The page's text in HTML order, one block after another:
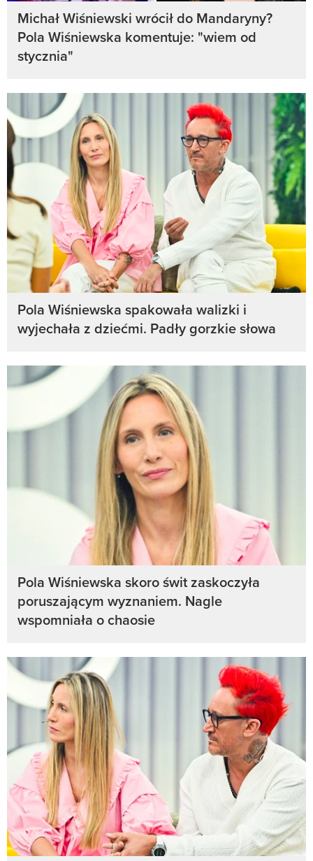
Michał Wiśniewski wrócił do Mandaryny?
Pola Wiśniewska komentuje: "wiem od
stycznia"
Pola Wiśniewska spakowała walizki i
wyjechała z dziećmi. Padły gorzkie słowa
Pola Wiśniewska skoro świt zaskoczyła
poruszającym wyznaniem. Nagle
wspomniała o chaosie